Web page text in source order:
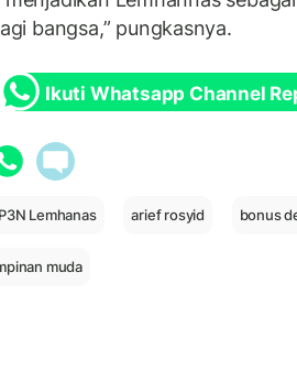
bangsa,” pungkasnya.
Ikuti Whatsapp Channel
P3N Lemhanas arief rosyid bonus
muda